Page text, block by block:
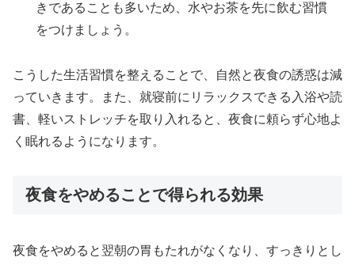
きであることも多いため、水やお茶を先に飲む習慣
をつけましょう。
こうした生活習慣を整えることで、自然と夜食の誘惑は減
っていきます。また、就寝前にリラックスできる入浴や読
書、軽いストレッチを取り入れると、夜食に頼らず心地よ
く眠れるようになります。
夜食をやめることで得られる効果
夜食をやめると翌朝の胃もたれがなくなり、すっきりとし